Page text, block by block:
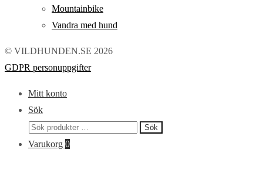
Mountainbike
Vandra med hund
© VILDHUNDEN.SE 2026
GDPR personuppgifter
Mitt konto
Sök
Sök
efter:
Sök
Varukorg 0